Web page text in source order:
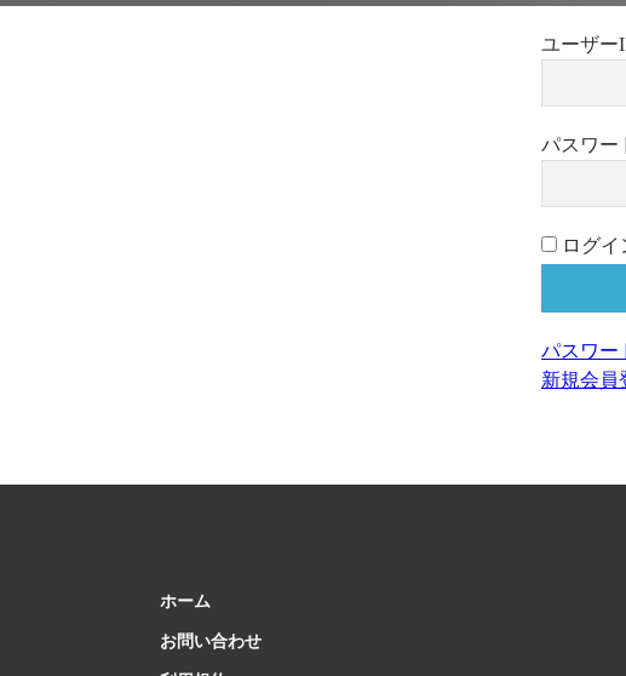
ユーザー
パスワー
ログ
パスワー
新規会員
ホーム
お問い合わせ